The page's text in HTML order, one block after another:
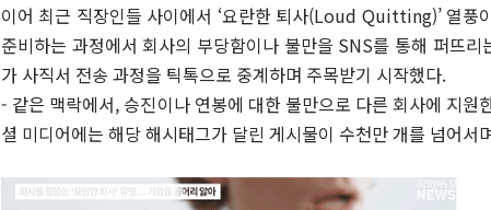
이어 최근 직장인들 사이에서 ‘요란한 퇴사(Loud Quitting)’ 열풍
준비하는 과정에서 회사의 부당함이나 불만을 SNS를 통해 퍼뜨
가 사직서 전송 과정을 틱톡으로 중계하며 주목받기 시작했다.
- 같은 맥락에서, 승진이나 연봉에 대한 불만으로 다른 회사에 지
셜 미디어에는 해당 해시태그가 달린 게시물이 수천만 개를 넘어서